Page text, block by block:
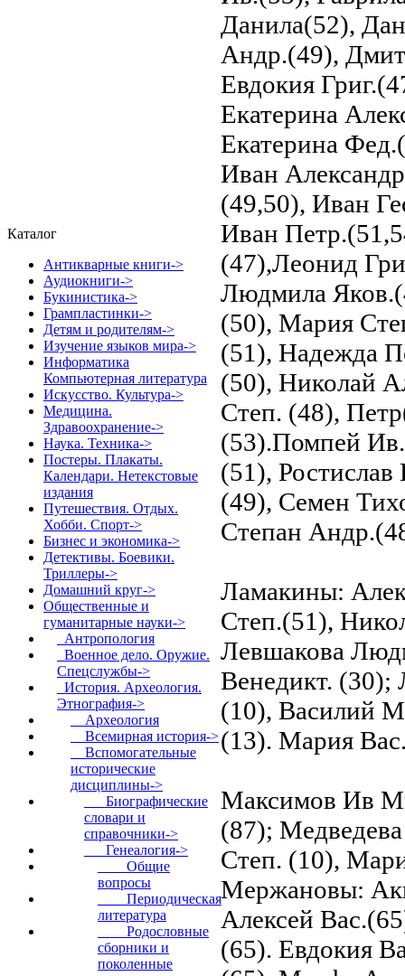
Каталог
Антикварные книги->
Аудиокниги->
Букинистика->
Грампластинки->
Детям и родителям->
Изучение языков мира->
Информатика
Компьютерная литература
Искусство. Культура->
Медицина.
Здравоохранение->
Наука. Техника->
Постеры. Плакаты.
Календари. Нетекстовые
издания
Путешествия. Отдых.
Хобби. Спорт->
Бизнес и экономика->
Детективы. Боевики.
Триллеры->
Домашний круг->
Общественные и
гуманитарные науки->
Антропология
Военное дело. Оружие.
Спецслужбы->
История. Археология.
Этнография->
Археология
Всемирная история->
Вспомогательные
исторические
дисциплины->
Биографические
словари и
справочники->
Генеалогия->
Общие
вопросы
Периодическая
литература
Родословные
сборники и
поколенные
Ламакины:
Степ.(51),
Левшакова
Венедикт. (30);
(10), Василий
(13). Мария
Максимов Ив
(87);
Степ. (10),
Мержановы:
Алексей
(65). Евдокия